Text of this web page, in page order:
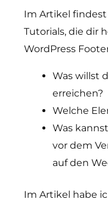
Im Artikel
Tutorials, die dir
WordPress
Was willst
erreichen?
Welche
Was
vor dem
auf den
Im Artikel habe